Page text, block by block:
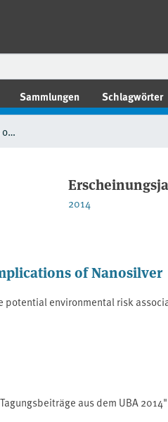
Sammlungen Schlagwörter
Environmental Implications of Nanosilver
2014
of Nanosilver
potential environmental risk
aus dem UBA 2014"